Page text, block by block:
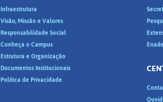
Infraestrutura
Visão, Missão e Valores
Responsabilidade Social
Conheça o Campus
Estrutura e Organização
Documentos Institucionais
Política de Privacidade
Enade